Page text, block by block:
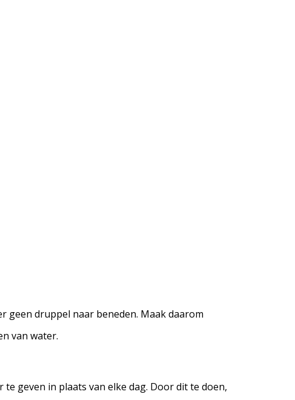
geen druppel naar beneden. Maak daarom
van water.
geven in plaats van elke dag. Door dit te doen,